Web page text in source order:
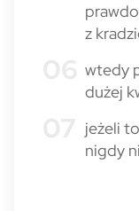
z
wtedy
dużej
jeżeli
nigdy